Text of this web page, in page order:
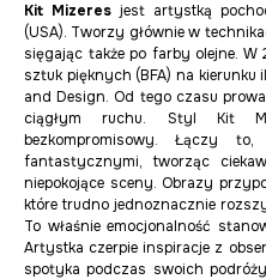
Kit Mizeresjest artystką
(USA). Tworzy głównie w
sięgając także po farby olejne. W
sztuk pięknych (BFA) na
and Design. Od tego czasu
ciągłym ruchu. Styl Kit
bezkompromisowy. Łączy
fantastycznymi, tworząc
niepokojące sceny. Obrazy
które trudno jednoznacznie
To właśnie emocjonalność
Artystka czerpie inspiracje z
spotyka podczas swoich